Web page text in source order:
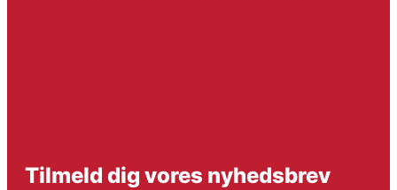
Tilmeld dig vores nyhedsbrev